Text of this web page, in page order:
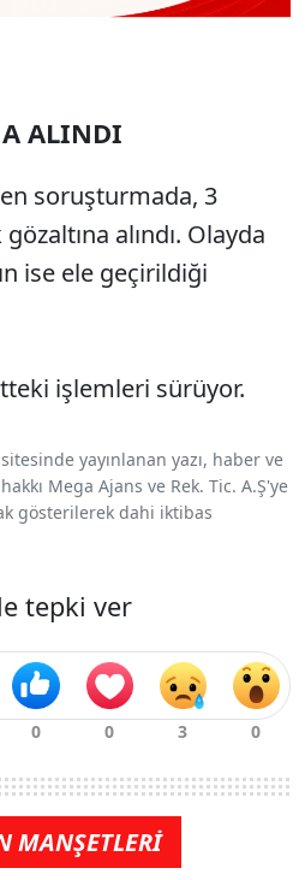
ALINDI
soruşturmada, 3
alındı. Olayda
ise ele geçirildiği
işlemleri sürüyor.
yayınlanan yazı, haber ve
Mega Ajans ve Rek. Tic. A.Ş'ye
gösterilerek dahi iktibas
tepki ver
MANŞETLERİ